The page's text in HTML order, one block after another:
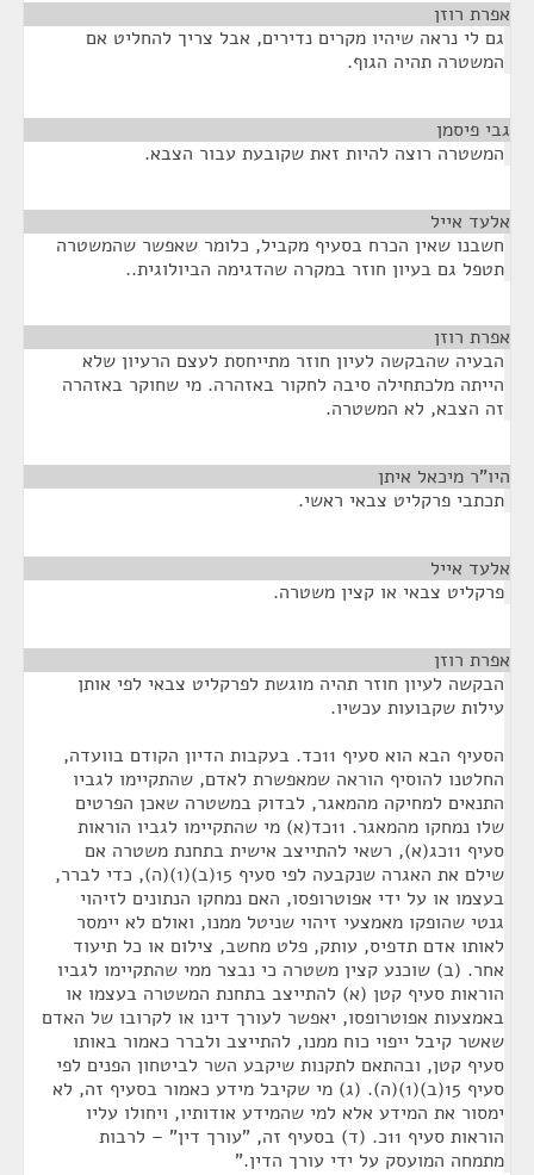
אפרת רוזן
גם לי נראה שיהיו מקרים נדירים, אבל צריך להחליט אם
המשטרה תהיה הגוף.
גבי פיסמן
המשטרה רוצה להיות זאת שקובעת עבור הצבא.
אלעד אייל
חשבנו שאין הכרח בסעיף מקביל, כלומר שאפשר שהמשטרה
תטפל גם בעיון חוזר במקרה שהדגימה הביולוגית..
אפרת רוזן
הבעיה שהבקשה לעיון חוזר מתייחסת לעצם הרעיון שלא
הייתה מלכתחילה סיבה לחקור באזהרה. מי שחוקר באזהרה
זה הצבא, לא המשטרה.
היו"ר מיכאל איתן
תכתבי פרקליט צבאי ראשי.
אלעד אייל
פרקליט צבאי או קצין משטרה.
אפרת רוזן
הבקשה לעיון חוזר תהיה מוגשת לפרקליט צבאי לפי אותן
עילות שקבועות עכשיו.
הסעיף הבא הוא סעיף 11כד. בעקבות הדיון הקודם בוועדה,
החלטנו להוסיף הוראה שמאפשרת לאדם, שהתקיימו לגביו
התנאים למחיקה מהמאגר, לבדוק במשטרה שאכן הפרטים
שלו נמחקו מהמאגר. 11כד(א) מי שהתקיימו לגביו הוראות
סעיף 11כג(א), רשאי להתייצב אישית בתחנת משטרה אם
שילם את האגרה שנקבעה לפי סעיף 15(ב)(1)(ה), כדי לברר,
בעצמו או על ידי אפוטרופסו, האם נמחקו הנתונים לזיהוי
גנטי שהופקו מאמצעי זיהוי שניטל ממנו, ואולם לא יימסר
לאותו אדם תדפיס, עותק, פלט מחשב, צילום או כל תיעוד
אחר. (ב) שוכנע קצין משטרה כי נבצר ממי שהתקיימו לגביו
הוראות סעיף קטן (א) להתייצב בתחנת המשטרה בעצמו או
באמצעות אפוטרופסו, יאפשר לעורך דינו או לקרובו של האדם
שאשר קיבל ייפוי כוח ממנו, להתייצב ולברר כאמור באותו
סעיף קטן, ובהתאם לתקנות שיקבע השר לביטחון הפנים לפי
סעיף 15(ב)(1)(ה). (ג) מי שקיבל מידע כאמור בסעיף זה, לא
ימסור את המידע אלא למי שהמידע אודותיו, ויחולו עליו
הוראות סעיף 11כ. (ד) בסעיף זה, "עורך דין" – לרבות
מתמחה המועסק על ידי עורך הדין."